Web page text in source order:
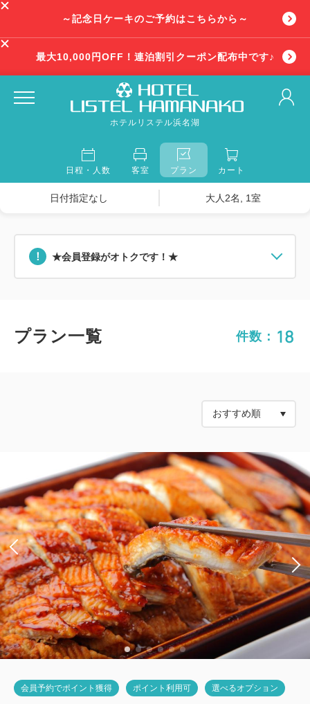
～記念日ケーキのご予約はこちらから～
最大10,000円OFF！連泊割引クーポン配布中です♪
ホテルリステル浜名湖
日程・人数 客室 プラン カート
日付指定なし 大人2名, 1室
★会員登録がオトクです！★
プラン一覧 件数： 18
会員予約でポイント獲得 ポイント利用可 選べるオプション